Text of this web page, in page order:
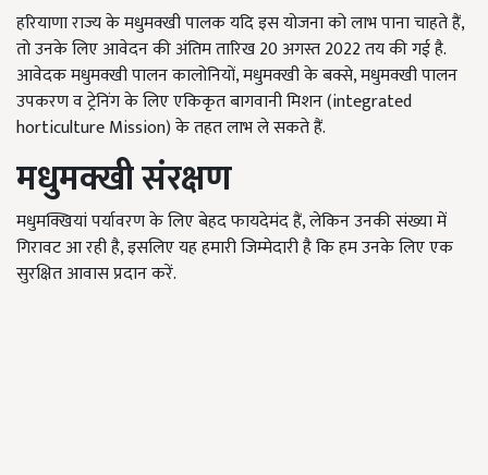
हरियाणा राज्य के मधुमक्खी पालक यदि इस योजना को लाभ पाना चाहते हैं,
तो उनके लिए आवेदन की अंतिम तारिख 20 अगस्त 2022 तय की गई है.
आवेदक मधुमक्खी पालन कालोनियों, मधुमक्खी के बक्से, मधुमक्खी पालन
उपकरण व ट्रेनिंग के लिए एकिकृत बागवानी मिशन (integrated
horticulture Mission) के तहत लाभ ले सकते हैं.
मधुमक्खी संरक्षण
मधुमक्खियां पर्यावरण के लिए बेहद फायदेमंद हैं, लेकिन उनकी संख्या में
गिरावट आ रही है, इसलिए यह हमारी जिम्मेदारी है कि हम उनके लिए एक
सुरक्षित आवास प्रदान करें.